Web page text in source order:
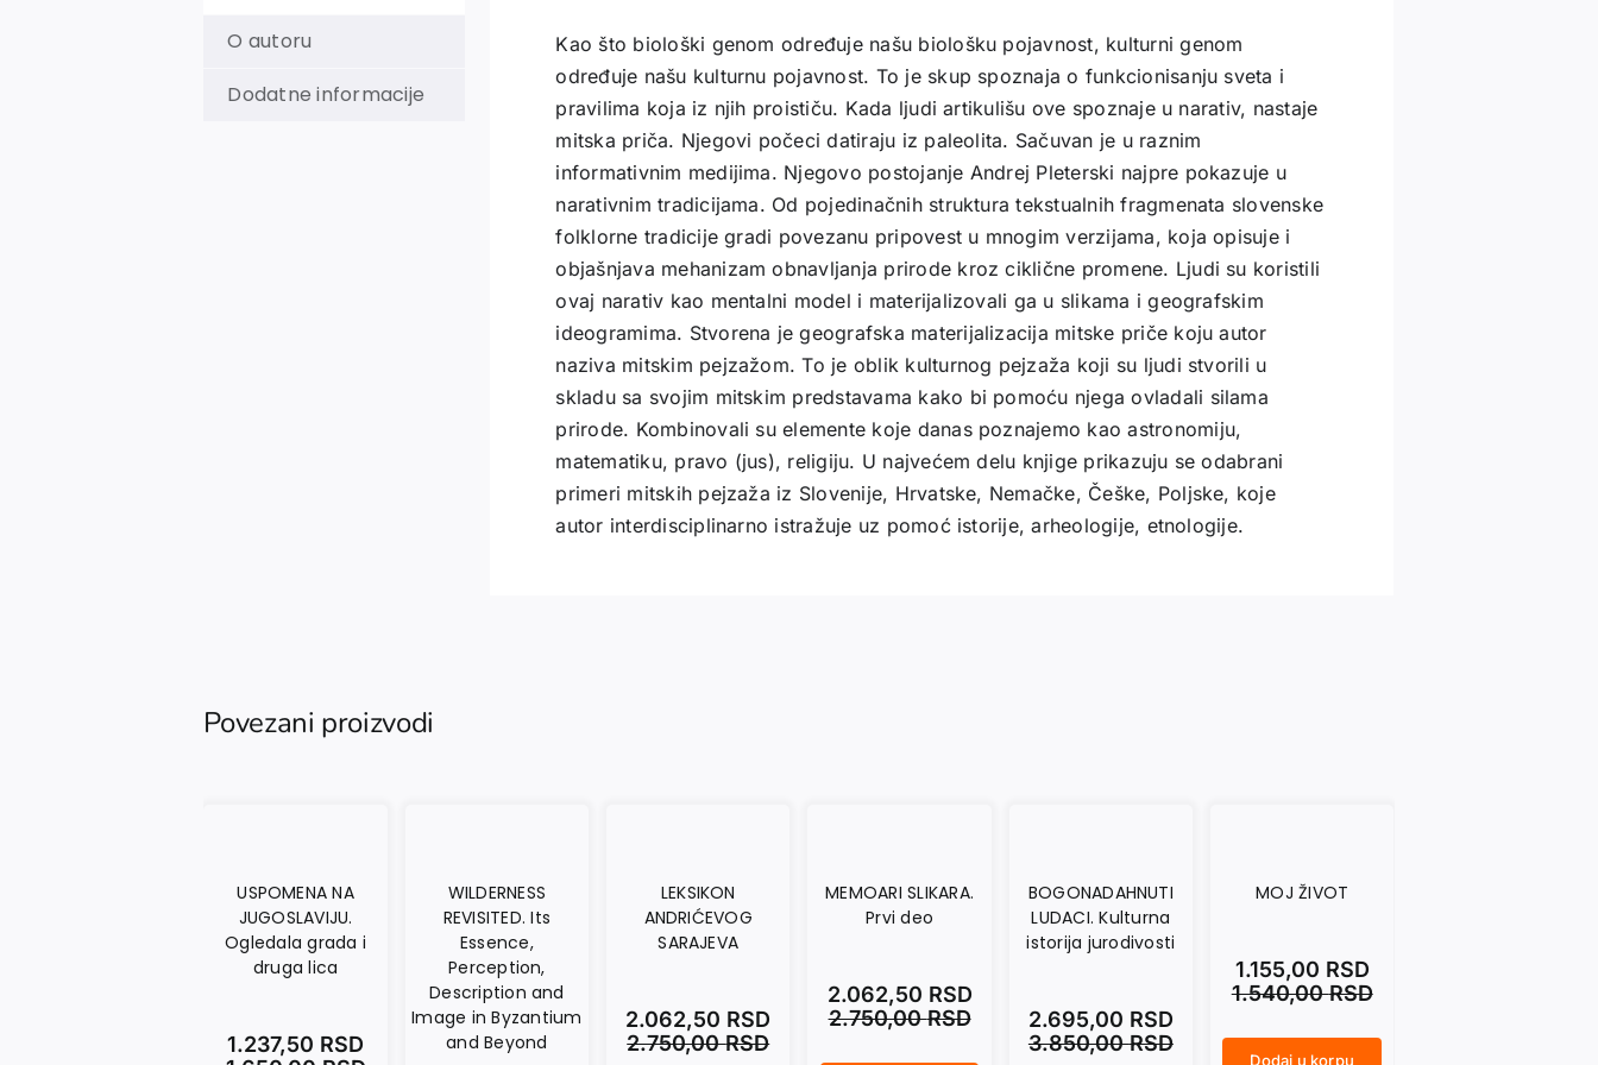
O autoru
Dodatne informacije
Kao što biološki genom određuje našu biološku pojavnost, kulturni genom
određuje našu kulturnu pojavnost. To je skup spoznaja o funkcionisanju sveta i
pravilima koja iz njih proističu. Kada ljudi artikulišu ove spoznaje u narativ, nastaje
mitska priča. Njegovi počeci datiraju iz paleolita. Sačuvan je u raznim
informativnim medijima. Njegovo postojanje Andrej Pleterski najpre pokazuje u
narativnim tradicijama. Od pojedinačnih struktura tekstualnih fragmenata slovenske
folklorne tradicije gradi povezanu pripovest u mnogim verzijama, koja opisuje i
objašnjava mehanizam obnavljanja prirode kroz ciklične promene. Ljudi su koristili
ovaj narativ kao mentalni model i materijalizovali ga u slikama i geografskim
ideogramima. Stvorena je geografska materijalizacija mitske priče koju autor
naziva mitskim pejzažom. To je oblik kulturnog pejzaža koji su ljudi stvorili u
skladu sa svojim mitskim predstavama kako bi pomoću njega ovladali silama
prirode. Kombinovali su elemente koje danas poznajemo kao astronomiju,
matematiku, pravo (jus), religiju. U najvećem delu knjige prikazuju se odabrani
primeri mitskih pejzaža iz Slovenije, Hrvatske, Nemačke, Češke, Poljske, koje
autor interdisciplinarno istražuje uz pomoć istorije, arheologije, etnologije.
Povezani proizvodi
USPOMENA NA
JUGOSLAVIJU.
Ogledala grada i
druga lica
1.237,50 RSD
WILDERNESS
REVISITED. Its
Essence,
Perception,
Description and
Image in Byzantium
and Beyond
LEKSIKON
ANDRIĆEVOG
SARAJEVA
2.750,00RSD
2.062,50 RSD
MEMOARI SLIKARA.
Prvi deo
2.750,00RSD
2.062,50 RSD
BOGONADAHNUTI
LUDACI. Kulturna
istorija jurodivosti
3.850,00RSD
2.695,00 RSD
MOJ ŽIVOT
1.540,00RSD
1.155,00 RSD
Dodaj u korpu